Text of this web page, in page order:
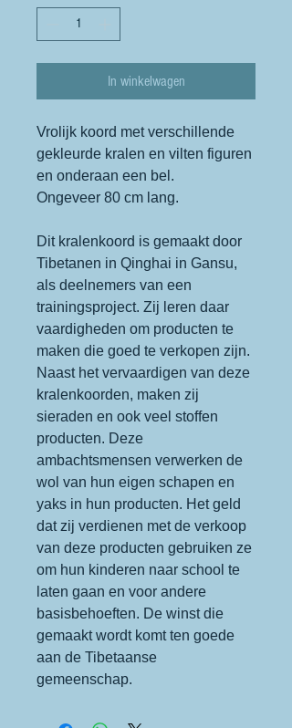
In winkelwagen
Vrolijk koord met verschillende
gekleurde kralen en vilten figuren
en onderaan een bel.
Ongeveer 80 cm lang.
Dit kralenkoord is gemaakt door
Tibetanen in Qinghai in Gansu,
als deelnemers van een
trainingsproject. Zij leren daar
vaardigheden om producten te
maken die goed te verkopen zijn.
Naast het vervaardigen van deze
kralenkoorden, maken zij
sieraden en ook veel stoffen
producten. Deze
ambachtsmensen verwerken de
wol van hun eigen schapen en
yaks in hun producten. Het geld
dat zij verdienen met de verkoop
van deze producten gebruiken ze
om hun kinderen naar school te
laten gaan en voor andere
basisbehoeften. De winst die
gemaakt wordt komt ten goede
aan de Tibetaanse
gemeenschap.